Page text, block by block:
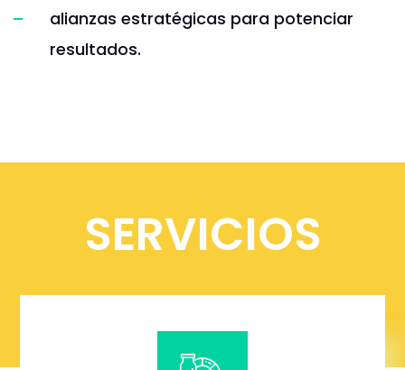
alianzas estratégicas para potenciar
resultados.
SERVICIOS